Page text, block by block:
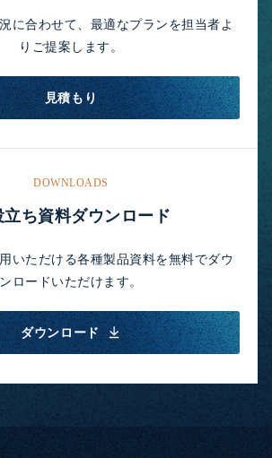
に合わせて、最適なプランを担当者よ
りご提案します。
見積もり
DOWNLOADS
立ち資料ダウンロード
いただける各種製品資料を無料でダウ
ンロードいただけます。
ダウンロード